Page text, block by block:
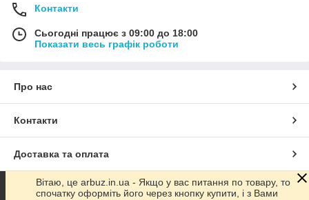
Контакти
Сьогодні працює з 09:00 до 18:00
Показати весь графік роботи
Про нас
Контакти
Доставка та оплата
Графік роботи
Вітаю, це arbuz.in.ua - Якщо у вас питання по товару, то
спочатку оформіть його через кнопку купити, і з Вами